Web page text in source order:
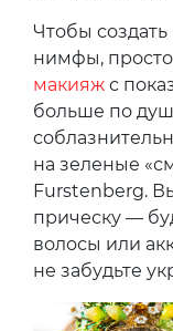
Чтобы
нимфы, просто
макияж с
больше по
на зеленые
Furstenberg.
прическу —
волосы или
не забудьте